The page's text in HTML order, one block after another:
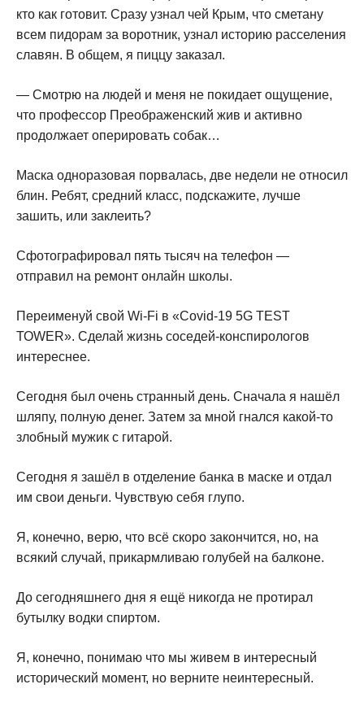
кто как готовит. Сразу узнал чей Крым, что сметану
всем пидорам за воротник, узнал историю расселения
славян. В общем, я пиццу заказал.
— Смотрю на людей и меня не покидает ощущение,
что профессор Преображенский жив и активно
продолжает оперировать собак…
Маска одноразовая порвалась, две недели не относил
блин. Ребят, средний класс, подскажите, лучше
зашить, или заклеить?
Сфотографировал пять тысяч на телефон —
отправил на ремонт онлайн школы.
Переименуй свой Wi-Fi в «Соvid-19 5G ТЕSТ
ТОWЕR». Сделай жизнь соседей-конспирологов
интереснее.
Сегодня был очень странный день. Сначала я нашёл
шляпу, полную денег. Затем за мной гнался какой-то
злобный мужик с гитарой.
Сегодня я зашёл в отделение банка в маске и отдал
им свои деньги. Чувствую себя глупо.
Я, конечно, верю, что всё скоро закончится, но, на
всякий случай, прикармливаю голубей на балконе.
До сегодняшнего дня я ещё никогда не протирал
бутылку водки спиртом.
Я, конечно, понимаю что мы живем в интересный
исторический момент, но верните неинтересный.